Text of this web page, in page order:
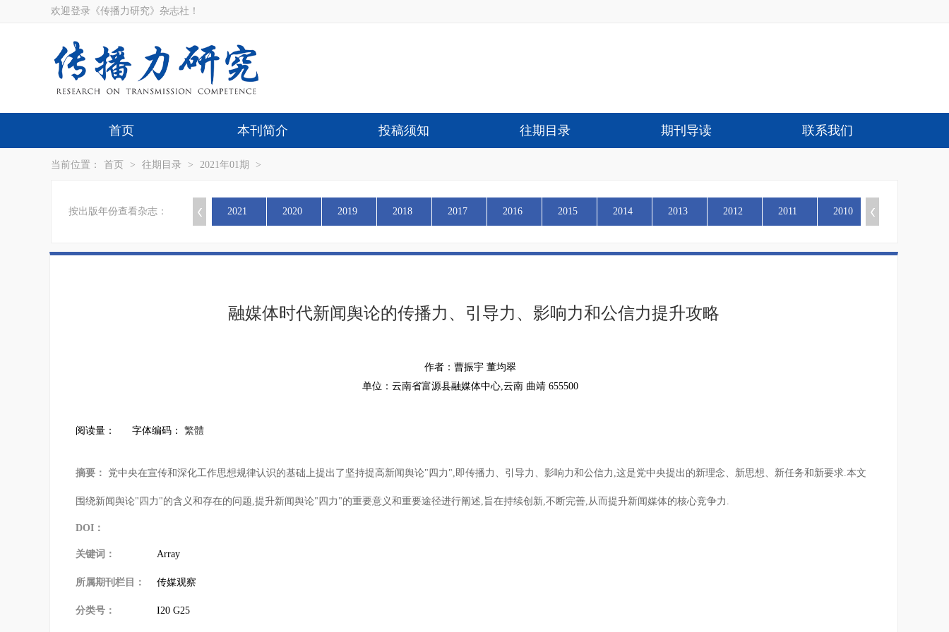
欢迎登录《传播力研究》杂志社！
首页 本刊简介 投稿须知 往期目录 期刊导读 联系我们
当前位置： 首页 > 往期目录 > 2021年01期 >
按出版年份查看杂志： 2021 2020 2019 2018 2017 2016 2015 2014 2013 2012 2011 2010
融媒体时代新闻舆论的传播力、引导力、影响力和公信力提升攻略
作者：曹振宇 董均翠
单位：云南省富源县融媒体中心,云南 曲靖 655500
阅读量： 字体编码： 繁體
摘要： 党中央在宣传和深化工作思想规律认识的基础上提出了坚持提高新闻舆论"四力",即传播力、引导力、影响力和公信力,这是党中央提出的新理念、新思想、新任务和新要求.本文
围绕新闻舆论"四力"的含义和存在的问题,提升新闻舆论"四力"的重要意义和重要途径进行阐述,旨在持续创新,不断完善,从而提升新闻媒体的核心竞争力.
DOI：
关键词： Array
所属期刊栏目： 传媒观察
分类号： I20 G25